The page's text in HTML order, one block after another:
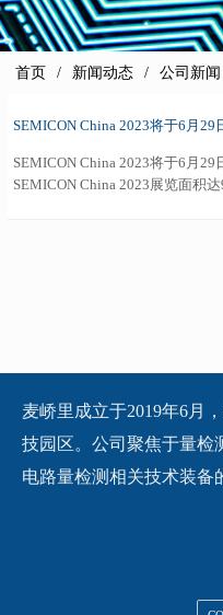
首页 新闻动态 公司新闻
SEMICON China 2023将于6月29
SEMICON China 2023将于6月
SEMICON China 2023展览面积
麦峤里成立于2019年6月
技园区。公司聚焦于量检
电路量检测相关技术装备